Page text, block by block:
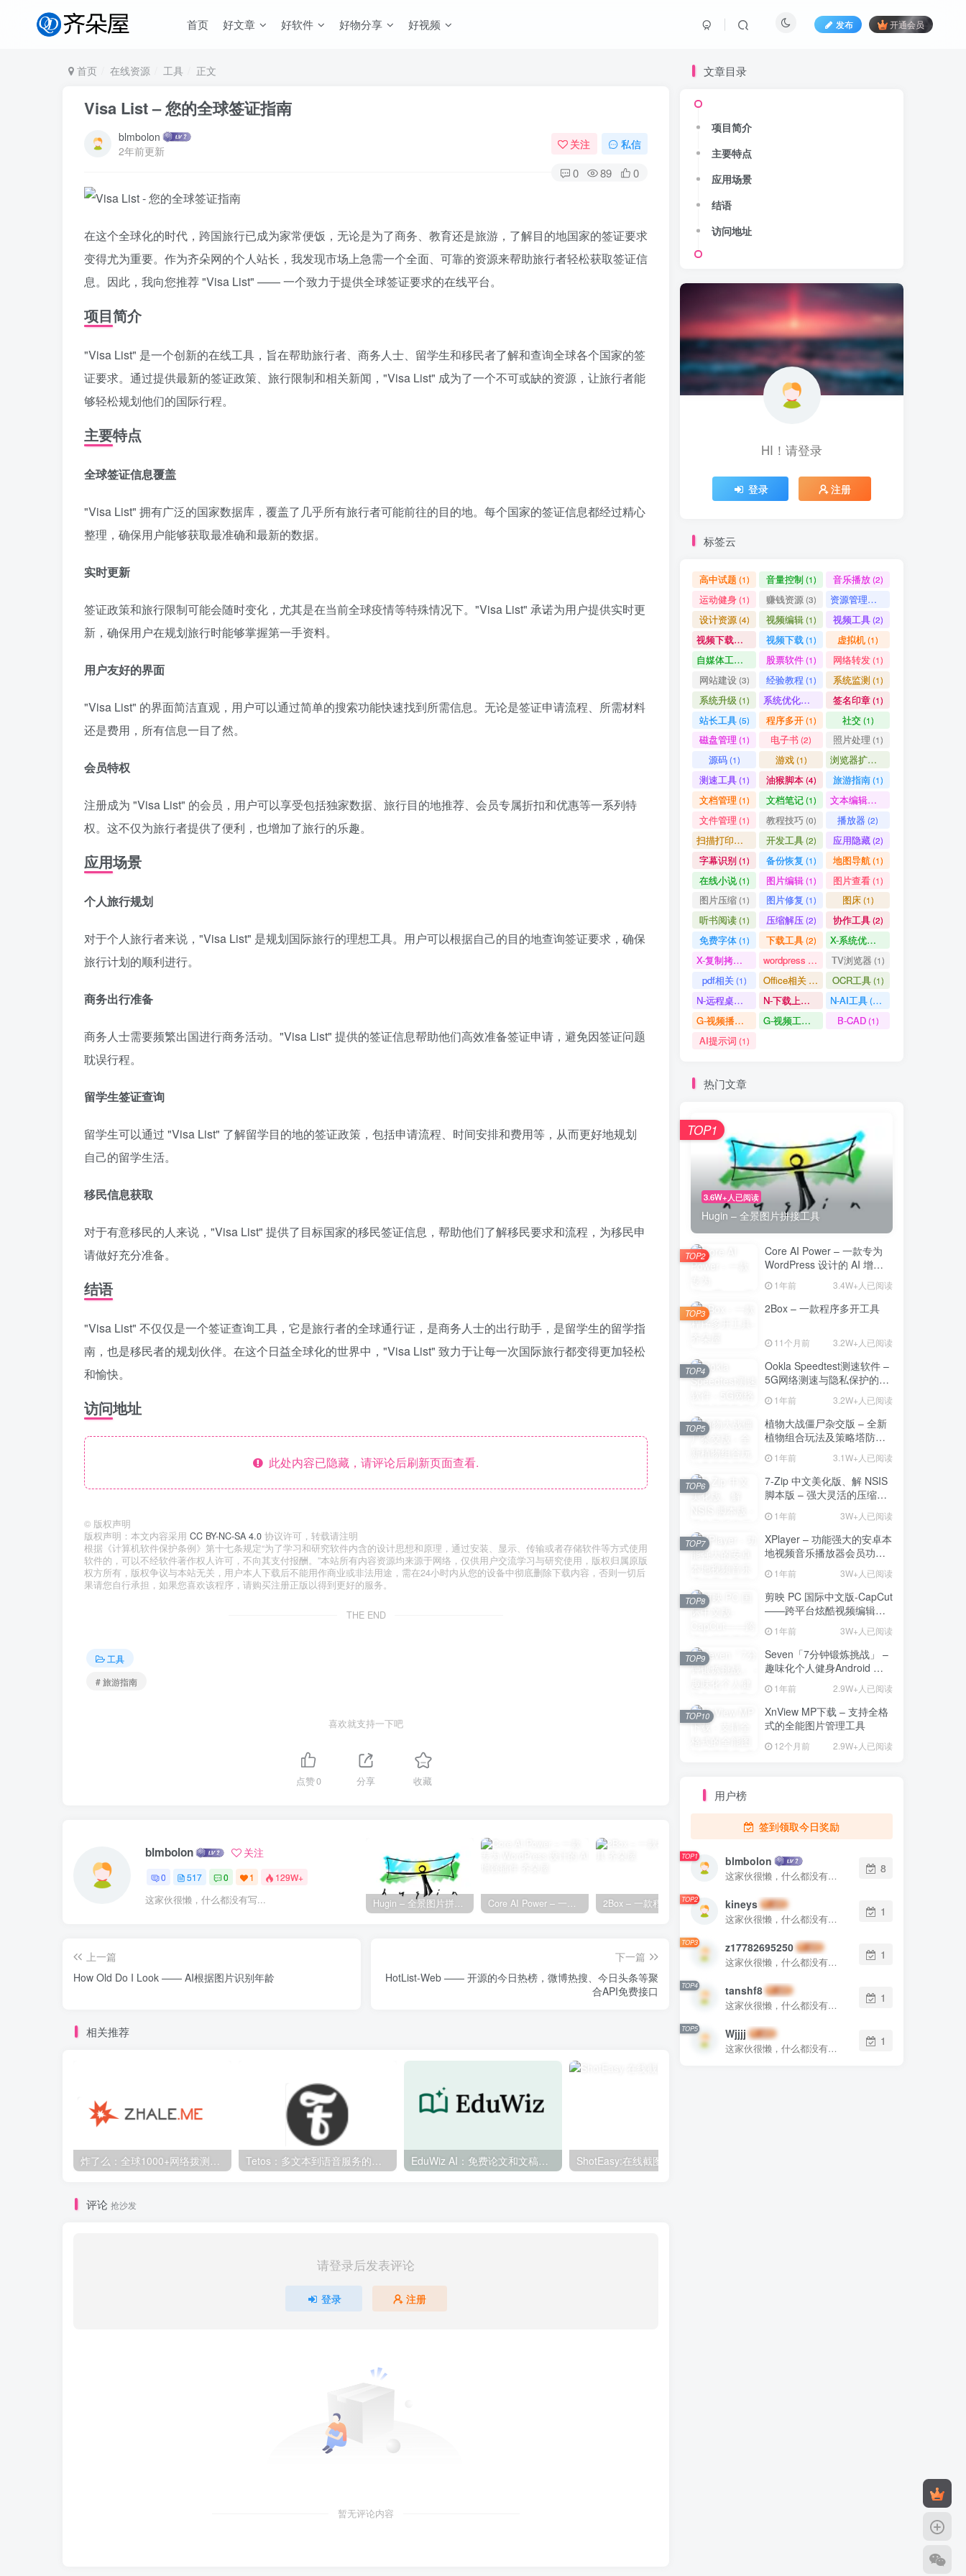
首页 好文章 好软件 好物分享 好视频 发布 开通会员
首页 在线资源 工具 正文
Visa List – 您的全球签证指南
blmbolon
2年前更新
关注 私信
0 89 0
在这个全球化的时代，跨国旅行已成为家常便饭，无论是为了商务、教育还是旅游，了解目的地国家的签证要求
变得尤为重要。作为齐朵网的个人站长，我发现市场上急需一个全面、可靠的资源来帮助旅行者轻松获取签证信
息。因此，我向您推荐 "Visa List" —— 一个致力于提供全球签证要求的在线平台。
项目简介
"Visa List" 是一个创新的在线工具，旨在帮助旅行者、商务人士、留学生和移民者了解和查询全球各个国家的签
证要求。通过提供最新的签证政策、旅行限制和相关新闻，"Visa List" 成为了一个不可或缺的资源，让旅行者能
够轻松规划他们的国际行程。
主要特点
全球签证信息覆盖
"Visa List" 拥有广泛的国家数据库，覆盖了几乎所有旅行者可能前往的目的地。每个国家的签证信息都经过精心
整理，确保用户能够获取最准确和最新的数据。
实时更新
签证政策和旅行限制可能会随时变化，尤其是在当前全球疫情等特殊情况下。"Visa List" 承诺为用户提供实时更
新，确保用户在规划旅行时能够掌握第一手资料。
用户友好的界面
"Visa List" 的界面简洁直观，用户可以通过简单的搜索功能快速找到所需信息。无论是签证申请流程、所需材料
还是费用，所有信息一目了然。
会员特权
注册成为 "Visa List" 的会员，用户可以享受包括独家数据、旅行目的地推荐、会员专属折扣和优惠等一系列特
权。这不仅为旅行者提供了便利，也增加了旅行的乐趣。
应用场景
个人旅行规划
对于个人旅行者来说，"Visa List" 是规划国际旅行的理想工具。用户可以根据自己的目的地查询签证要求，确保
旅行计划的顺利进行。
商务出行准备
商务人士需要频繁出国进行商务活动。"Visa List" 提供的签证信息帮助他们高效准备签证申请，避免因签证问题
耽误行程。
留学生签证查询
留学生可以通过 "Visa List" 了解留学目的地的签证政策，包括申请流程、时间安排和费用等，从而更好地规划
自己的留学生活。
移民信息获取
对于有意移民的人来说，"Visa List" 提供了目标国家的移民签证信息，帮助他们了解移民要求和流程，为移民申
请做好充分准备。
结语
"Visa List" 不仅仅是一个签证查询工具，它是旅行者的全球通行证，是商务人士的出行助手，是留学生的留学指
南，也是移民者的规划伙伴。在这个日益全球化的世界中，"Visa List" 致力于让每一次国际旅行都变得更加轻松
和愉快。
访问地址
此处内容已隐藏，请评论后刷新页面查看.
© 版权声明
版权声明：本文内容采用 CC BY-NC-SA 4.0 协议许可，转载请注明
根据《计算机软件保护条例》第十七条规定“为了学习和研究软件内含的设计思想和原理，通过安装、显示、传输或者存储软件等方式使用
软件的，可以不经软件著作权人许可，不向其支付报酬。”本站所有内容资源均来源于网络，仅供用户交流学习与研究使用，版权归属原版
权方所有，版权争议与本站无关，用户本人下载后不能用作商业或非法用途，需在24小时内从您的设备中彻底删除下载内容，否则一切后
果请您自行承担，如果您喜欢该程序，请购买注册正版以得到更好的服务。
THE END
工具
# 旅游指南
喜欢就支持一下吧
点赞0 分享 收藏
blmbolon 关注
0 517 0 1 129W+
这家伙很懒，什么都没有写... Hugin – 全景图片拼接工具 Core AI Power – 一款专为 WordPress 设计的 AI 增强插件 2Box – 一款程序多开工具
上一篇
How Old Do I Look —— AI根据图片识别年龄
下一篇
HotList-Web —— 开源的今日热榜，微博热搜、今日头条等聚
合API免费接口
相关推荐
炸了么：全球1000+网络拨测节点，多功能网络测速与监控平台 Tetos：多文本到语音服务的统一接口，多个文本转语音 (TTS) 提供商的统一接口封装 EduWiz AI：免费论文和文稿改写助手 ShotEasy:在线截图工具
评论 抢沙发
请登录后发表评论
登录 注册
暂无评论内容
文章目录
项目简介
主要特点
应用场景
结语
访问地址
HI！请登录
登录 注册
标签云
高中试题 (1) 音量控制 (1) 音乐播放(2)
运动健身(1) 赚钱资源(3) 资源管理器
设计资源(4) 视频编辑(1) 视频工具(2)
视频下载工具 视频下载(1) 虚拟机(1)
自媒体工具 股票软件(1) 网络转发(1)
网站建设(3) 经验教程 (1) 系统监测 (1)
系统升级 (1) 系统优化清理 签名印章(1)
站长工具(5) 程序多开(1) 社交(1)
磁盘管理 (1) 电子书 (2) 照片处理 (1)
源码(1) 游戏(1) 浏览器扩展
测速工具(1) 油猴脚本(4) 旅游指南(1)
文档管理 (1) 文档笔记(1) 文本编辑器
文件管理 (1) 教程技巧(0) 播放器(2)
扫描打印软件 开发工具(2) 应用隐藏(2)
字幕识别 (1) 备份恢复 (1) 地图导航(1)
在线小说(1) 图片编辑(1) 图片查看(1)
图片压缩(1) 图片修复 (1) 图床(1)
听书阅读(1) 压缩解压(2) 协作工具(2)
免费字体(1) 下载工具(2) X-系统优化
X-复制拷贝 wordpress TV浏览器 (1)
pdf相关(1) Office相关 OCR工具(1)
N-远程桌面 N-下载上传 N-AI工具(37)
G-视频播放 G-视频工具 B-CAD(1)
AI提示词 (1)
热门文章
3.6W+人已阅读
Hugin – 全景图片拼接工具
TOP1
Core AI Power – 一款专为
WordPress 设计的 AI 增强
插件1年前 3.4W+人已阅读
TOP2
2Box – 一款程序多开工具
11个月前 3.2W+人已阅读
TOP3
Ookla Speedtest测速软件 –
5G网络测速与隐私保护的多
功能工具
1年前 3.2W+人已阅读
TOP4
植物大战僵尸杂交版 – 全新
植物组合玩法及策略塔防的
魅力1年前 3.1W+人已阅读
TOP5
7-Zip 中文美化版、解 NSIS
脚本版 – 强大灵活的压缩与
1年前 3W+人已阅读
TOP6
XPlayer – 功能强大的安卓本
地视频音乐播放器会员功能
1年前 3W+人已阅读
TOP7
剪映 PC 国际中文版-CapCut
——跨平台炫酷视频编辑与
1年前 3W+人已阅读
TOP8
Seven「7分钟锻炼挑战」 –
趣味化个人健身Android 直
1年前 2.9W+人已阅读
TOP9
XnView MP下载 – 支持全格
式的全能图片管理工具
12个月前 2.9W+人已阅读
TOP10
用户榜
签到领取今日奖励
TOP1 blmbolon
这家伙很懒，什么都没有写...
8
TOP2 kineys
这家伙很懒，什么都没有写...
1
TOP3 z17782695250
这家伙很懒，什么都没有写...
1
TOP4 tanshf8
这家伙很懒，什么都没有写...
1
TOP5 Wjjjj
这家伙很懒，什么都没有写...
1